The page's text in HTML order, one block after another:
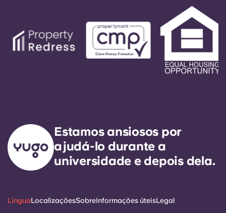
Estamos ansiosos por
ajudá-lo durante a
universidade e depois dela.
LínguaLocalizaçõesSobreInformações úteisLegal